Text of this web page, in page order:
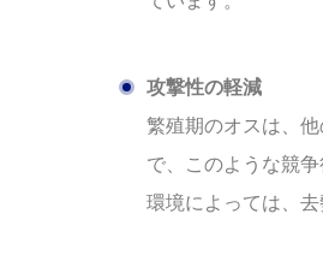
攻撃性の軽減
繁殖期のオスは、
で、このような競
環境によっては、